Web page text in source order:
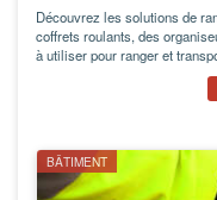
Découvrez les solutions de
coffrets roulants, des
à utiliser pour ranger et
BÂTIMENT